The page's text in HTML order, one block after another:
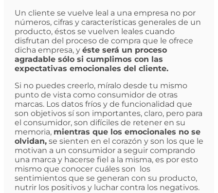
Un cliente se vuelve leal a una empresa no por
números, cifras y características generales de un
producto, éstos se vuelven leales cuando
disfrutan del proceso de compra que le ofrece
dicha empresa, y éste será un proceso
agradable sólo si cumplimos con las
expectativas emocionales del cliente.
Si no puedes creerlo, míralo desde tu mismo
punto de vista como consumidor de otras
marcas. Los datos fríos y de funcionalidad que
son objetivos sí son importantes, claro, pero para
el consumidor, son difíciles de retener en su
memoria, mientras que los emocionales no se
olvidan,se sienten en el corazón y son los que le
motivan a un consumidor a seguir comprando
una marca y hacerse fiel a la misma, es por esto
mismo que conocer cuáles son los
sentimientos que se generan con su producto,
nutrir los positivos y luchar contra los negativos.